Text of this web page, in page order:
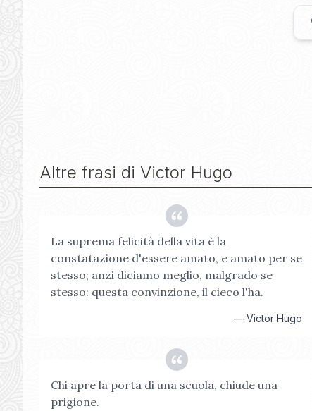
Altre frasi di Victor Hugo
La suprema felicità della vita è la
constatazione d'essere amato, e amato per se
stesso; anzi diciamo meglio, malgrado se
stesso: questa convinzione, il cieco l'ha.
—Victor Hugo
Chi apre la porta di una scuola, chiude una
prigione.